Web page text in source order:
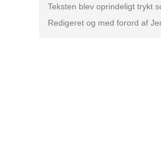
Teksten blev oprindeligt trykt
Redigeret og med forord af